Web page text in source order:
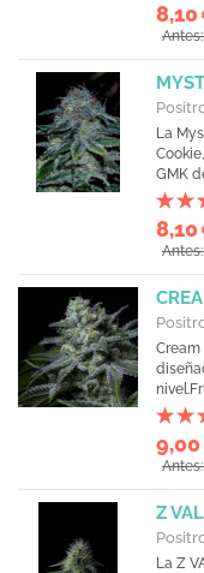
8,10
La
GMK
8,10
9,00
Z
La Z